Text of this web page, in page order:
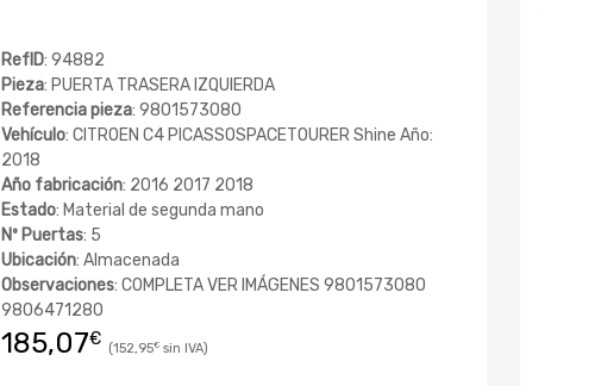
RefID: 94882
Pieza: PUERTA TRASERA IZQUIERDA
Referencia pieza: 9801573080
Vehículo: CITROEN C4 PICASSOSPACETOURER Shine Año:
2018
Año fabricación: 2016 2017 2018
Estado: Material de segunda mano
Nº Puertas: 5
Ubicación: Almacenada
Observaciones: COMPLETA VER IMÁGENES 9801573080
9806471280
185,07€ 152,95€